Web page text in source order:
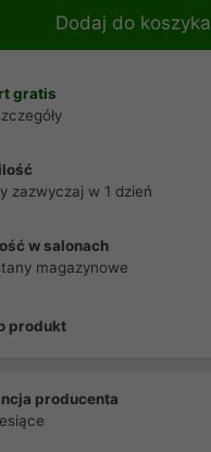
Dodaj do koszyka
gratis
zazwyczaj w 1 dzień
w salonach
magazynowe
produkt
producenta